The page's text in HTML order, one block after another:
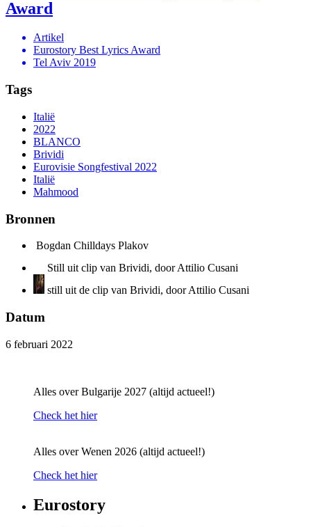
Award
Artikel
Eurostory Best Lyrics Award
Tel Aviv 2019
Tags
Italië
2022
BLANCO
Brividi
Eurovisie Songfestival 2022
Italië
Mahmood
Bronnen
Bogdan Chilldays Plakov
Still uit clip van Brividi, door Attilio Cusani
still uit de clip van Brividi, door Attilio Cusani
Datum
6 februari 2022
Alles over Bulgarije 2027 (altijd actueel!)
Check het hier
Alles over Wenen 2026 (altijd actueel!)
Check het hier
Eurostory